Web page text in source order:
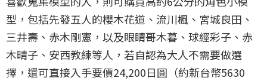
型，包括先發五人的櫻木花道、流川楓、宮城良田、
三井壽、赤木剛憲，以及眼睛哥木暮、球經彩子、赤
木晴子、安西教練等人，若自認為大人不需要做選
擇，還可直接入手要價24,200日圓（約新台幣5630